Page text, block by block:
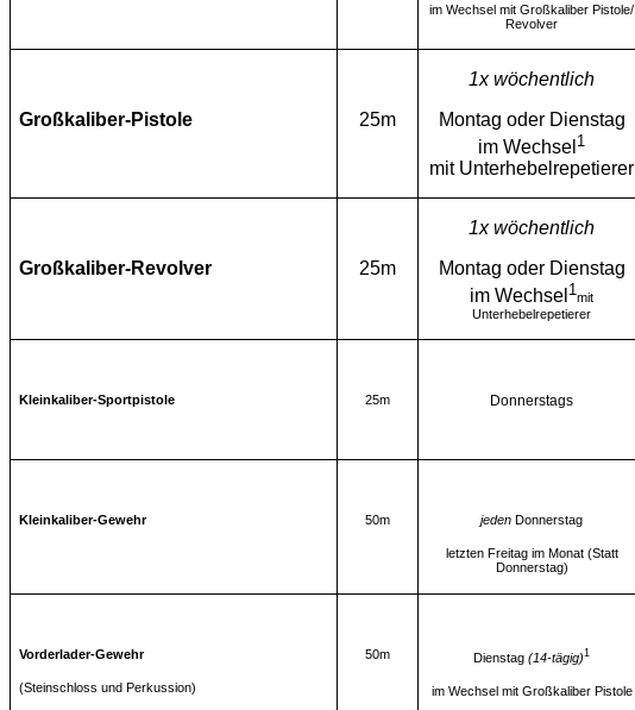
im Wechsel mit Großkaliber Pistole/
Revolver
Großkaliber-Pistole 25m
1x wöchentlich
Montag oder Dienstag
im Wechsel 1
mit Unterhebelrepetierer
Großkaliber-Revolver 25m
1x wöchentlich
Montag oder Dienstag
im Wechsel 1mit
Unterhebelrepetierer
Kleinkaliber-Sportpistole 25m Donnerstags
Kleinkaliber-Gewehr 50m jeden Donnerstag
letzten Freitag im Monat (Statt
Donnerstag)
Vorderlader-Gewehr
(Steinschloss und Perkussion)
50m Dienstag (14-tägig)1
im Wechsel mit Großkaliber Pistole